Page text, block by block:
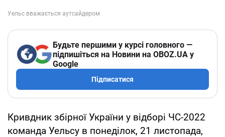
Будьте першими у курсі головного —
підпишіться на Новини на OBOZ.UA у
Google
Підписатися
Кривдник збірної України у відборі ЧС-2022
команда Уельсу в понеділок, 21 листопада,